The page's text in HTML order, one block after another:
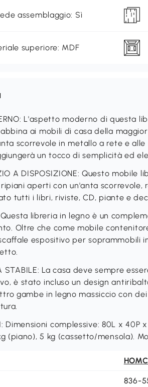
assemblaggio: Sì
superiore: MDF
L'aspetto moderno di questa
ai mobili di casa della
scorrevole in metallo a rete e
un tocco di semplicità ed
A DISPOSIZIONE: Questo
aperti con un'anta scorrevole,
tutti i libri, riviste, CD, piante e
Questa libreria in legno è un
Oltre che come mobile
espositivo per soprammobili
STABILE: La casa deve sempre
è stato incluso un design
gambe in legno massiccio con
Dimensioni complessive: 80L x 40P
(piano), 5 kg (cassetto/mensola).
836-